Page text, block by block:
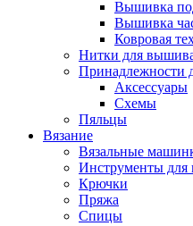
Вышивка
Вышивка
Ковровая
Нитки для
Принадлежности
Аксессуары
Схемы
Пяльцы
Вязание
Вязальные
Инструменты для
Крючки
Пряжа
Спицы